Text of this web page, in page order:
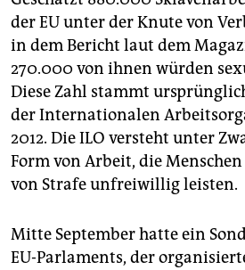
der EU unter der Knute von
in dem Bericht laut dem
270.000 von ihnen würden
Diese Zahl stammt
der Internationalen
2012. Die ILO versteht unter
Form von Arbeit, die
von Strafe unfreiwillig leisten.
Mitte September hatte ein
EU-Parlaments, der